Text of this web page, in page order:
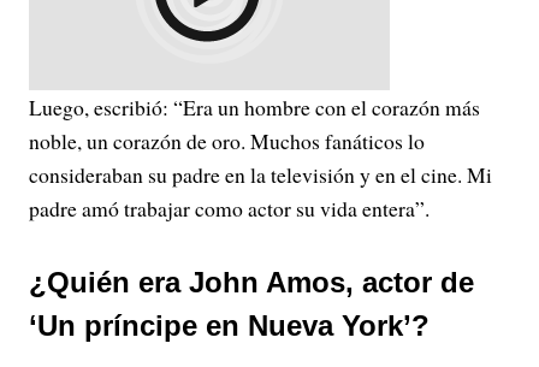
Luego, escribió: “Era un hombre con el corazón más
noble, un corazón de oro. Muchos fanáticos lo
consideraban su padre en la televisión y en el cine. Mi
padre amó trabajar como actor su vida entera”.
¿Quién era John Amos, actor de
‘Un príncipe en Nueva York’?